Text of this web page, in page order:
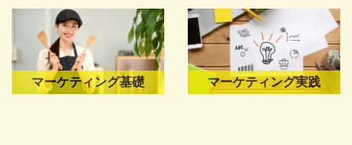
マーケティング基礎 マーケティング実践